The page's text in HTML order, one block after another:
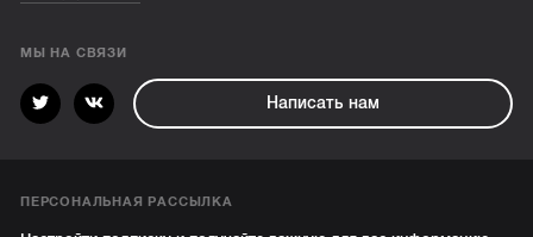
МЫ НА СВЯЗИ
Написать нам
ПЕРСОНАЛЬНАЯ РАССЫЛКА